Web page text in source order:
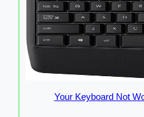
Your Keyboard Not